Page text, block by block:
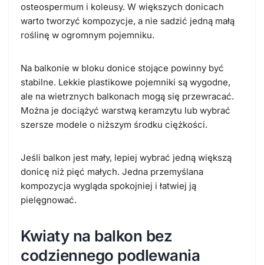
osteospermum i koleusy. W większych donicach
warto tworzyć kompozycje, a nie sadzić jedną małą
roślinę w ogromnym pojemniku.
Na balkonie w bloku donice stojące powinny być
stabilne. Lekkie plastikowe pojemniki są wygodne,
ale na wietrznych balkonach mogą się przewracać.
Można je dociążyć warstwą keramzytu lub wybrać
szersze modele o niższym środku ciężkości.
Jeśli balkon jest mały, lepiej wybrać jedną większą
donicę niż pięć małych. Jedna przemyślana
kompozycja wygląda spokojniej i łatwiej ją
pielęgnować.
Kwiaty na balkon bez
codziennego podlewania